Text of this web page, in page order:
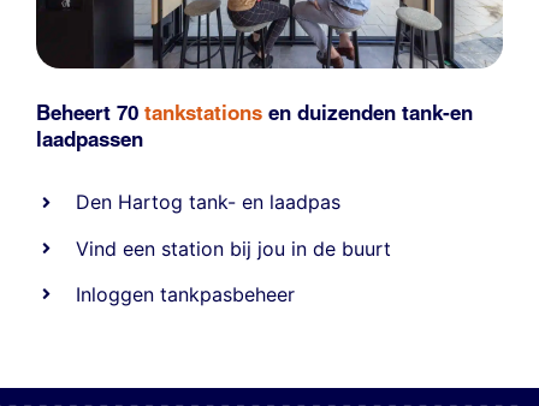
Beheert 70 tankstations en duizenden tank-en
laadpassen
Den Hartog tank- en laadpas
Vind een station bij jou in de buurt
Inloggen tankpasbeheer